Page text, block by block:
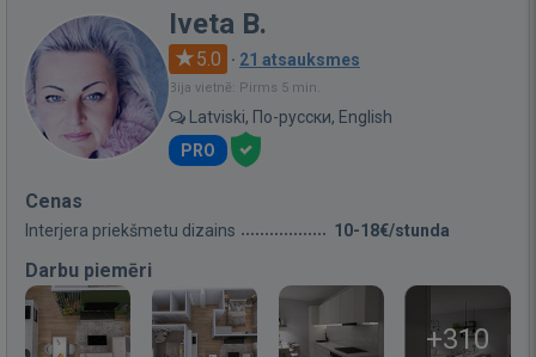
Iveta B.
5.0 · 21 atsauksmes
Bija vietnē: Pirms 5 min.
Latviski, По-русски, English
PRO
Cenas
Interjera priekšmetu dizains 10-18€/stunda
Darbu piemēri
+310